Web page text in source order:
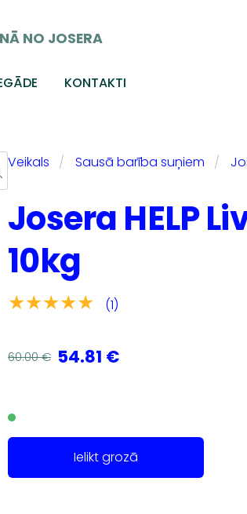
NO JOSERA
KONTAKTI
Veikals Sausā barība suņiem
Josera HELP
10kg
★★★★★ (1)
60.00 € 54.81 €
Ielikt grozā